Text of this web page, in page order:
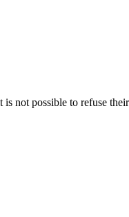
not possible to refuse